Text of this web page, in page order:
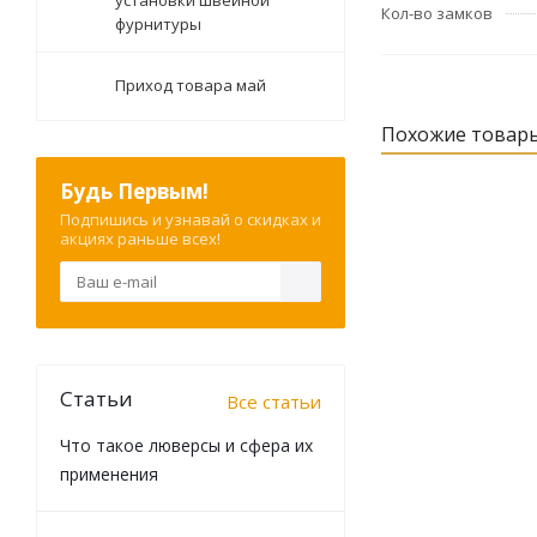
Кол-во замков
Похожие
фурнитуры
Приход товара май
Будь Первым!
Подпишись и узнавай о скидках и
акциях раньше всех!
Статьи Все статьи
Что такое люверсы и сфера их
применения